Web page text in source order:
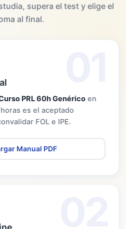
supera el test y elige el
al final.
PRL 60h Genérico en
es el aceptado
FOL e IPE.
Manual PDF